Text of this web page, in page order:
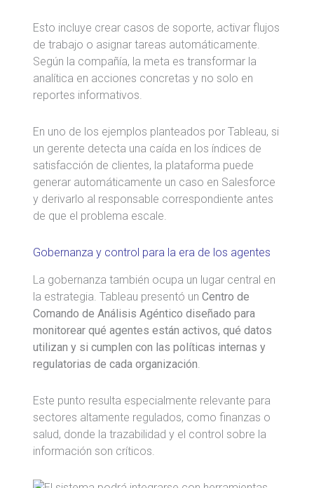
Esto incluye crear casos de soporte, activar flujos
de trabajo o asignar tareas automáticamente.
Según la compañía, la meta es transformar la
analítica en acciones concretas y no solo en
reportes informativos.
En uno de los ejemplos planteados por Tableau, si
un gerente detecta una caída en los índices de
satisfacción de clientes, la plataforma puede
generar automáticamente un caso en Salesforce
y derivarlo al responsable correspondiente antes
de que el problema escale.
Gobernanza y control para la era de los agentes
La gobernanza también ocupa un lugar central en
la estrategia. Tableau presentó unCentro de
Comando de Análisis Agéntico diseñado para
monitorear qué agentes están activos, qué datos
utilizan y si cumplen con las políticas internas y
regulatorias de cada organización
Este punto resulta especialmente relevante para
sectores altamente regulados, como finanzas o
salud, donde la trazabilidad y el control sobre la
información son críticos.